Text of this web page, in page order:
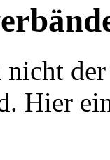
Hier